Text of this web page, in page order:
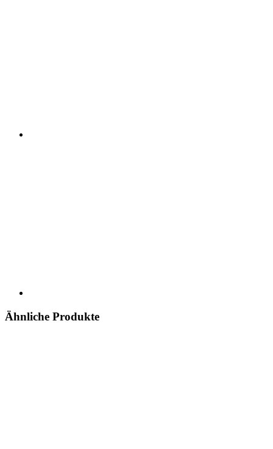
Ähnliche Produkte